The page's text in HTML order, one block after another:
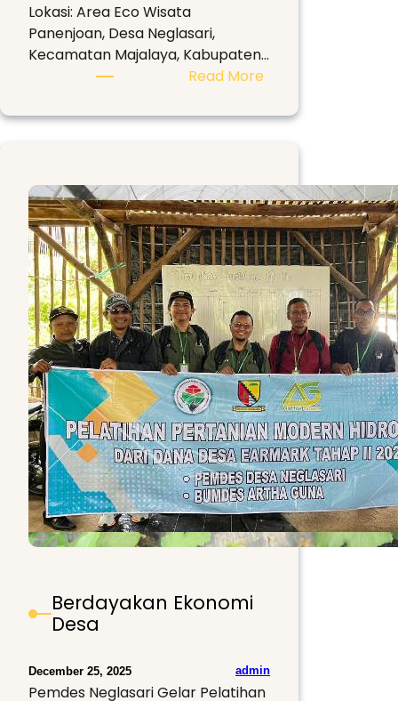
Lokasi: Area Eco Wisata
Panenjoan, Desa Neglasari,
Kecamatan Majalaya, Kabupaten…
Read More:
Area
Berdayakan Ekonomi
Desa
December 25, 2025 admin
Pemdes Neglasari Gelar Pelatihan